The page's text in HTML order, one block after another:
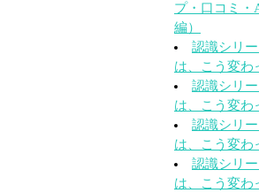
プ・口コミ・
編）
認識シリ
は、こう変わ
認識シリ
は、こう変わ
認識シリ
は、こう変わ
認識シリ
は、こう変わ